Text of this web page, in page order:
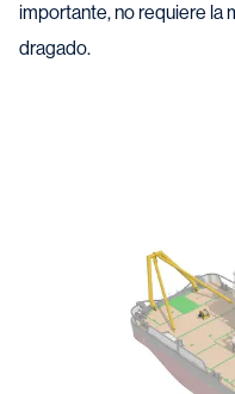
importante, no requiere la
dragado.